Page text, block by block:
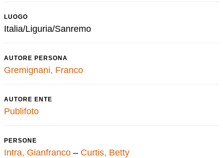
LUOGO
Italia/Liguria/Sanremo
AUTORE PERSONA
Gremignani, Franco
AUTORE ENTE
Publifoto
PERSONE
Intra, Gianfranco – Curtis, Betty